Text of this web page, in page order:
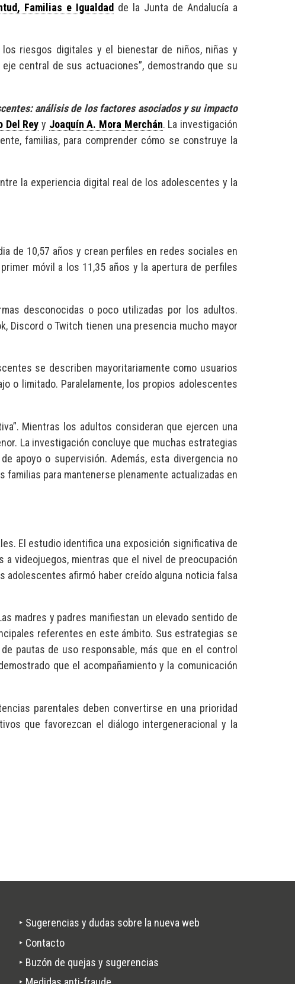
Familias e Igualdad de la Junta de Andalucía a
riesgos digitales y el bienestar de niños, niñas y
central de sus actuaciones”, demostrando que su
análisis de los factores asociados y su impacto
Del Rey y Joaquín A. Mora Merchán. La investigación
familias, para comprender cómo se construye la
la experiencia digital real de los adolescentes y la
de 10,57 años y crean perfiles en redes sociales en
móvil a los 11,35 años y la apertura de perfiles
desconocidas o poco utilizadas por los adultos.
Discord o Twitch tienen una presencia mucho mayor
se describen mayoritariamente como usuarios
o limitado. Paralelamente, los propios adolescentes
Mientras los adultos consideran que ejercen una
La investigación concluye que muchas estrategias
apoyo o supervisión. Además, esta divergencia no
para mantenerse plenamente actualizadas en
El estudio identifica una exposición significativa de
videojuegos, mientras que el nivel de preocupación
adolescentes afirmó haber creído alguna noticia falsa
madres y padres manifiestan un elevado sentido de
referentes en este ámbito. Sus estrategias se
pautas de uso responsable, más que en el control
que el acompañamiento y la comunicación
parentales deben convertirse en una prioridad
que favorezcan el diálogo intergeneracional y la
‣ Sugerencias y dudas sobre la nueva web
‣ Contacto
‣ Buzón de quejas y sugerencias